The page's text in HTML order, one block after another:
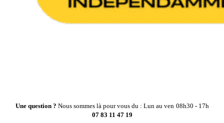
Une question ? Nous sommes là pour vous du : Lun au ven 08h30 - 17h
07 83 11 47 19